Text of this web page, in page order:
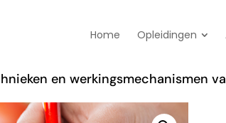
Home Opleidingen
en werkingsmechanismen